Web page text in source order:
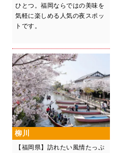
ひとつ。福岡ならではの美味を
気軽に楽しめる人気の夜スポッ
トです。
柳川
【福岡県】訪れたい風情たっぷ